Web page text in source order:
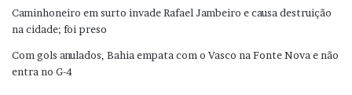
Caminhoneiro em surto invade Rafael Jambeiro e causa destruição
na cidade; foi preso
Com gols anulados, Bahia empata com o Vasco na Fonte Nova e não
entra no G-4